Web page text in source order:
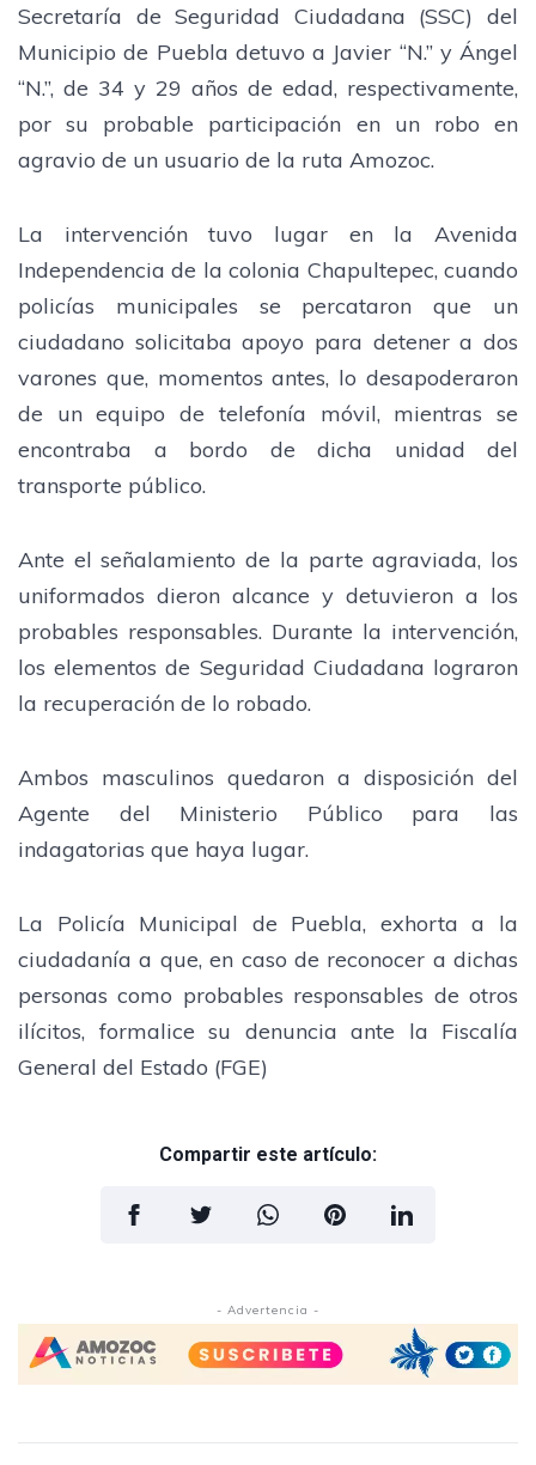
Secretaría de Seguridad Ciudadana (SSC) del
Municipio de Puebla detuvo a Javier “N.” y Ángel
“N.”, de 34 y 29 años de edad, respectivamente,
por su probable participación en un robo en
agravio de un usuario de la ruta Amozoc.
La intervención tuvo lugar en la Avenida
Independencia de la colonia Chapultepec, cuando
policías municipales se percataron que un
ciudadano solicitaba apoyo para detener a dos
varones que, momentos antes, lo desapoderaron
de un equipo de telefonía móvil, mientras se
encontraba a bordo de dicha unidad del
transporte público.
Ante el señalamiento de la parte agraviada, los
uniformados dieron alcance y detuvieron a los
probables responsables. Durante la intervención,
los elementos de Seguridad Ciudadana lograron
la recuperación de lo robado.
Ambos masculinos quedaron a disposición del
Agente del Ministerio Público para las
indagatorias que haya lugar.
La Policía Municipal de Puebla, exhorta a la
ciudadanía a que, en caso de reconocer a dichas
personas como probables responsables de otros
ilícitos, formalice su denuncia ante la Fiscalía
General del Estado (FGE)
Compartir este artículo:
- Advertencia -